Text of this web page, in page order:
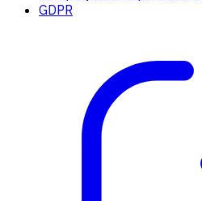
GDPR